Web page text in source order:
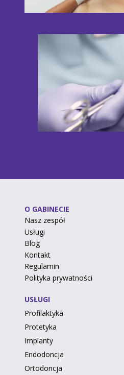
O GABINECIE
Nasz zespół
Usługi
Blog
Kontakt
Regulamin
Polityka prywatności
USŁUGI
Profilaktyka
Protetyka
Implanty
Endodoncja
Ortodoncja